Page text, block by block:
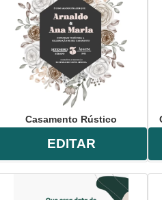
Casamento Rústico
EDITAR